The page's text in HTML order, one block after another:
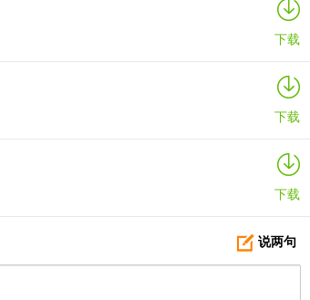
下载
下载
下载
说两句